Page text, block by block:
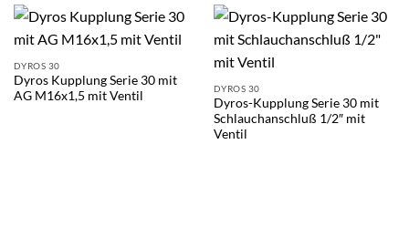
DYROS 30
Dyros Kupplung Serie 30 mit
AG M16x1,5 mit Ventil
DYROS 30
Dyros-Kupplung Serie 30 mit
Schlauchanschluß 1/2″ mit
Ventil